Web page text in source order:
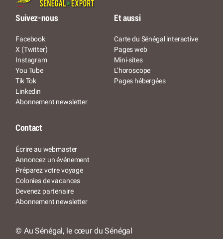
Suivez-nous
Facebook
X (Twitter)
Instagram
You Tube
Tik Tok
Linkedin
Abonnement newsletter
Et aussi
Carte du Sénégal interactive
Pages web
Mini-sites
L’horoscope
Pages hébergées
Contact
Écrire au webmaster
Annoncez un événement
Préparez votre voyage
Colonies de vacances
Devenez partenaire
Abonnement newsletter
© Au Sénégal, le cœur du Sénégal